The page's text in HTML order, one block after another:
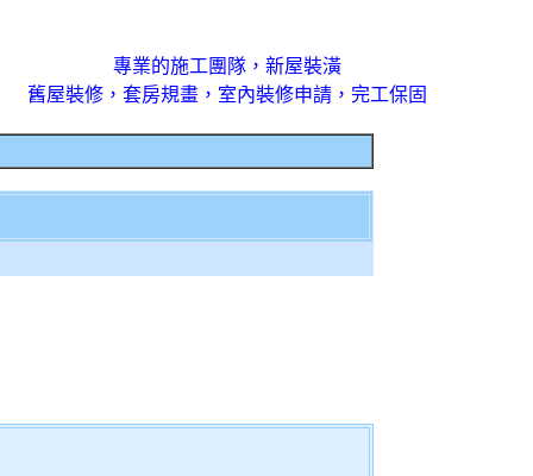
專業的施工團隊，新屋裝潢
舊屋裝修，套房規畫，室內裝修申請，完工保固